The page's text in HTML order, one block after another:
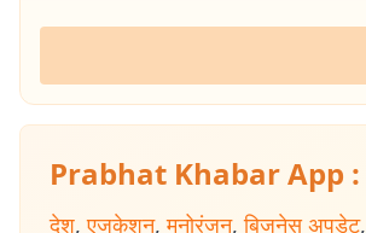
Prabhat Khabar App :
देश, एजुकेशन, मनोरंजन, बिजनेस अपडेट,